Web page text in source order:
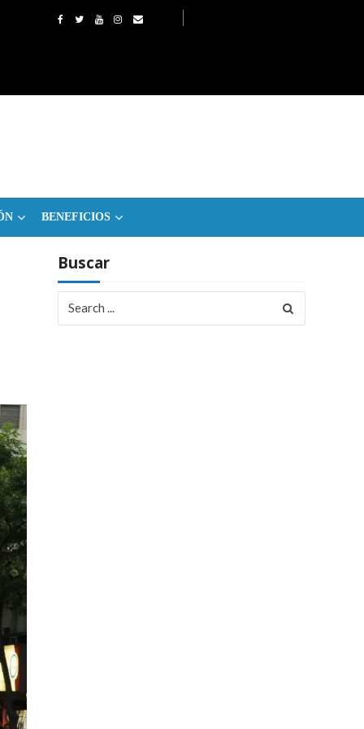
BENEFICIOS
Buscar
for: